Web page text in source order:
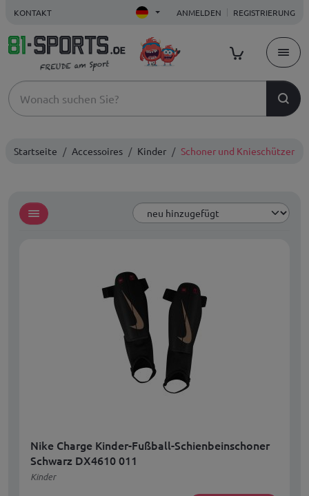
KONTAKT ANMELDEN REGISTRIERUNG
Startseite Accessoires Kinder Schoner und Knieschützer
Nike Charge Kinder-Fußball-Schienbeinschoner
Schwarz DX4610 011
Kinder